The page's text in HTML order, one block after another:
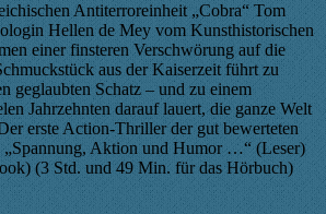
Antiterroreinheit „Cobra“ Tom
Hellen de Mey vom Kunsthistorischen
einer finsteren Verschwörung auf die
aus der Kaiserzeit führt zu
geglaubten Schatz – und zu einem
Jahrzehnten darauf lauert, die ganze Welt
erste Action-Thriller der gut bewerteten
„Spannung, Aktion und Humor …“ (Leser)
(3 Std. und 49 Min. für das Hörbuch)